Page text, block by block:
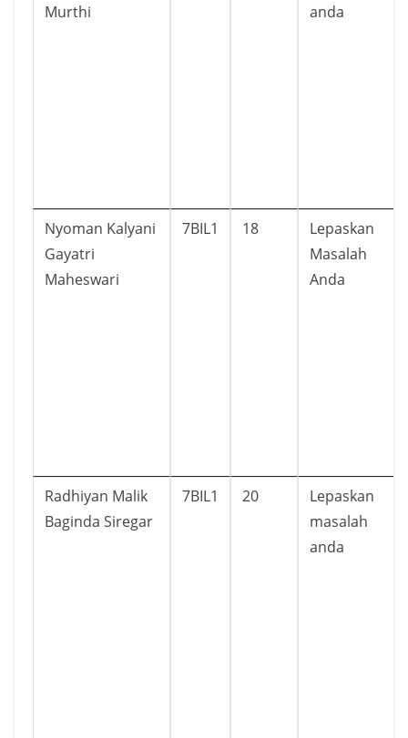
Murthi
anda
Nyoman Kalyani
Gayatri
Maheswari
7BIL1 18
Lepaskan
Masalah
Anda
Radhiyan Malik
Baginda Siregar
7BIL1 20
Lepaskan
masalah
anda